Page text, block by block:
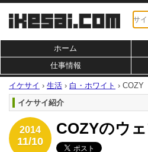
ホーム
仕事情報
イケサイ › 生活 › 白・ホワイト › COZY
イケサイ紹介
2014
11/10
COZYのウ